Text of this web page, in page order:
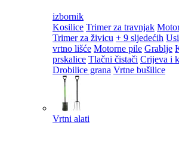
izbornik
Kosilice Trimer za travnjak
Trimer za živicu + 9 sljedećih
vrtno lišće Motorne pile Grablje
prskalice Tlačni čistači Crijeva i
Drobilice grana Vrtne bušilice
Vrtni alati